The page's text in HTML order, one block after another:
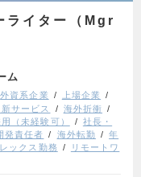
ライター（Mgr
ム
外資系企業
上場企業
サービス
海外折衝
（未経験可）
社長・
発責任者 海外転勤
年
ックス勤務
リモートワ